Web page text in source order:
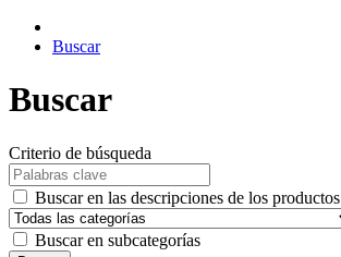
Buscar
Buscar
Criterio de búsqueda
Buscar en las descripciones de los productos
Buscar en subcategorías